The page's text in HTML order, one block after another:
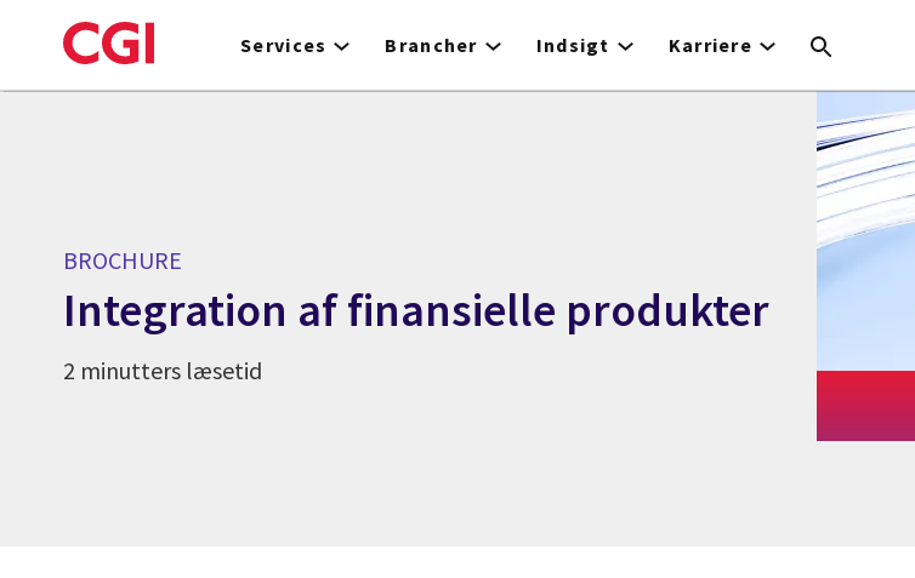
to
Services Brancher Indsigt Karriere
BROCHURE
Integration af finansielle produkter
2 minutters læsetid